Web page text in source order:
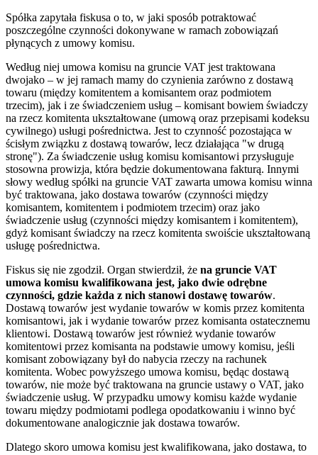
Spółka zapytała fiskusa o to, w jaki sposób potraktować
poszczególne czynności dokonywane w ramach zobowiązań
płynących z umowy komisu.
Według niej umowa komisu na gruncie VAT jest traktowana
dwojako – w jej ramach mamy do czynienia zarówno z dostawą
towaru (między komitentem a komisantem oraz podmiotem
trzecim), jak i ze świadczeniem usług – komisant bowiem świadczy
na rzecz komitenta ukształtowane (umową oraz przepisami kodeksu
cywilnego) usługi pośrednictwa. Jest to czynność pozostająca w
ścisłym związku z dostawą towarów, lecz działająca "w drugą
stronę"). Za świadczenie usług komisu komisantowi przysługuje
stosowna prowizja, która będzie dokumentowana fakturą. Innymi
słowy według spółki na gruncie VAT zawarta umowa komisu winna
być traktowana, jako dostawa towarów (czynności między
komisantem, komitentem i podmiotem trzecim) oraz jako
świadczenie usług (czynności między komisantem i komitentem),
gdyż komisant świadczy na rzecz komitenta swoiście ukształtowaną
usługę pośrednictwa.
Fiskus się nie zgodził. Organ stwierdził, że na gruncie VAT
umowa komisu kwalifikowana jest, jako dwie odrębne
czynności, gdzie każda z nich stanowi dostawę towarów.
Dostawą towarów jest wydanie towarów w komis przez komitenta
komisantowi, jak i wydanie towarów przez komisanta ostatecznemu
klientowi. Dostawą towarów jest również wydanie towarów
komitentowi przez komisanta na podstawie umowy komisu, jeśli
komisant zobowiązany był do nabycia rzeczy na rachunek
komitenta. Wobec powyższego umowa komisu, będąc dostawą
towarów, nie może być traktowana na gruncie ustawy o VAT, jako
świadczenie usług. W przypadku umowy komisu każde wydanie
towaru między podmiotami podlega opodatkowaniu i winno być
dokumentowane analogicznie jak dostawa towarów.
Dlatego skoro umowa komisu jest kwalifikowana, jako dostawa, to